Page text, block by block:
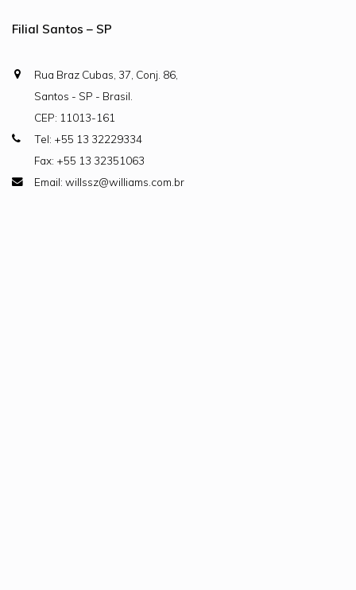
Filial Santos – SP
Rua Braz Cubas, 37, Conj. 86,
Santos - SP - Brasil.
CEP: 11013-161
Tel: +55 13 32229334
Fax: +55 13 32351063
Email: willssz@williams.com.br